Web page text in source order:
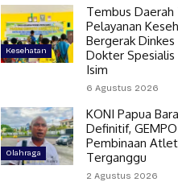
Kesehatan
Tembus Daerah
Pelayanan
Bergerak Dinkes
Dokter Spesialis
Isim
6 Agustus 2026
Olahraga
KONI Papua
Definitif,
Pembinaan
Terganggu
2 Agustus 2026